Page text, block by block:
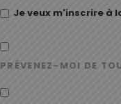
Je veux m'inscrire à
PRÉVENEZ-MOI DE